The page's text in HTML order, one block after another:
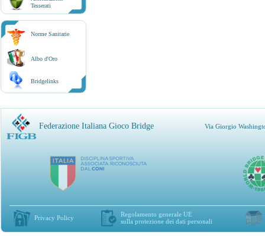
Tesserati
Norme Sanitarie
Albo d'Oro
Bridgelinks
Federazione Italiana Gioco Bridge Via Giorgio
Privacy Policy
Regolamento generale UE
sulla protezione dei dati personali